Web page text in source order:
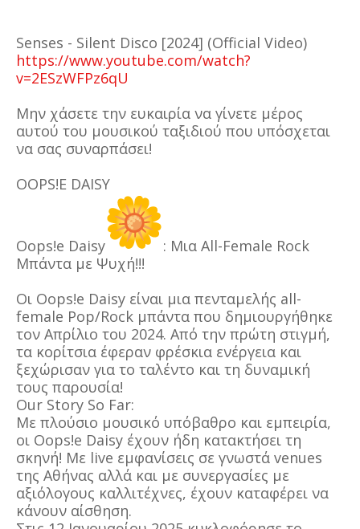
Senses - Silent Disco [2024] (Official Video)
https://www.youtube.com/watch?
v=2ESzWFPz6qU
Μην χάσετε την ευκαιρία να γίνετε μέρος
αυτού του μουσικού ταξιδιού που υπόσχεται
να σας συναρπάσει!
OOPS!E DAISY
Oops!e Daisy
: Μια All-Female Rock
Μπάντα με Ψυχή!!!
Οι Oops!e Daisy είναι μια πενταμελής all-
female Pop/Rock μπάντα που δημιουργήθηκε
τον Απρίλιο του 2024. Από την πρώτη στιγμή,
τα κορίτσια έφεραν φρέσκια ενέργεια και
ξεχώρισαν για το ταλέντο και τη δυναμική
τους παρουσία!
Our Story So Far:
Με πλούσιο μουσικό υπόβαθρο και εμπειρία,
οι Oops!e Daisy έχουν ήδη κατακτήσει τη
σκηνή! Με live εμφανίσεις σε γνωστά venues
της Αθήνας αλλά και με συνεργασίες με
αξιόλογους καλλιτέχνες, έχουν καταφέρει να
κάνουν αίσθηση.